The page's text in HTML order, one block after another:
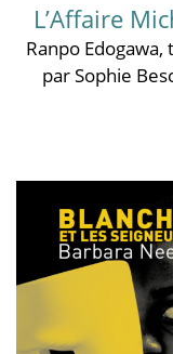
L’Affaire
Ranpo Edogawa,
par Sophie